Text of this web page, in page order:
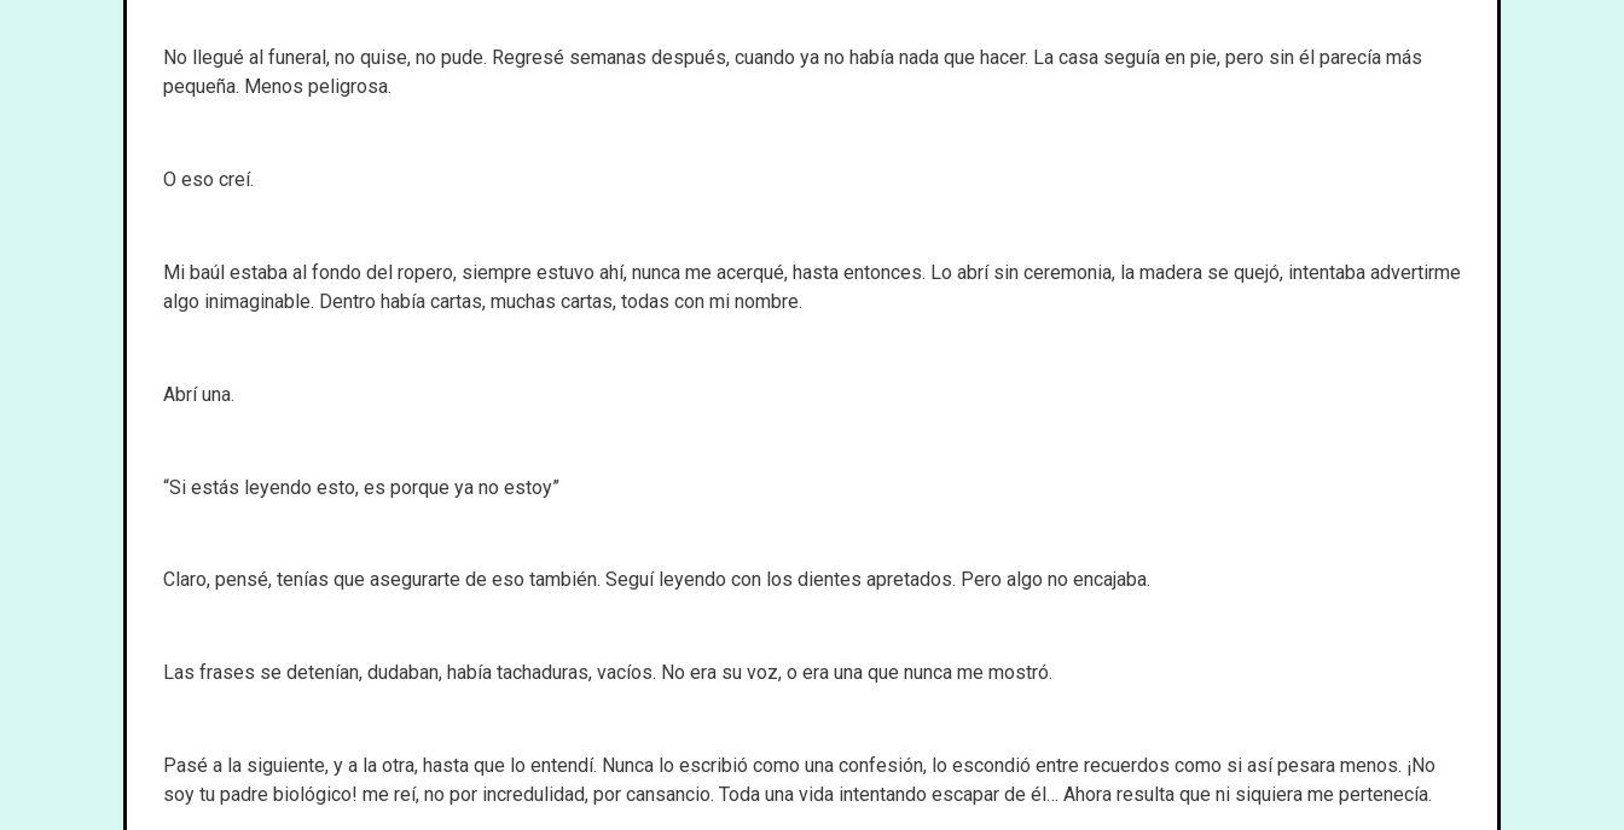
No llegué al funeral, no quise, no pude. Regresé semanas después, cuando ya no había nada que hacer. La casa seguía en pie, pero sin él parecía más
pequeña. Menos peligrosa.
O eso creí.
Mi baúl estaba al fondo del ropero, siempre estuvo ahí, nunca me acerqué, hasta entonces. Lo abrí sin ceremonia, la madera se quejó, intentaba advertirme
algo inimaginable. Dentro había cartas, muchas cartas, todas con mi nombre.
Abrí una.
“Si estás leyendo esto, es porque ya no estoy”
Claro, pensé, tenías que asegurarte de eso también. Seguí leyendo con los dientes apretados. Pero algo no encajaba.
Las frases se detenían, dudaban, había tachaduras, vacíos. No era su voz, o era una que nunca me mostró.
Pasé a la siguiente, y a la otra, hasta que lo entendí. Nunca lo escribió como una confesión, lo escondió entre recuerdos como si así pesara menos. ¡No
soy tu padre biológico! me reí, no por incredulidad, por cansancio. Toda una vida intentando escapar de él… Ahora resulta que ni siquiera me pertenecía.